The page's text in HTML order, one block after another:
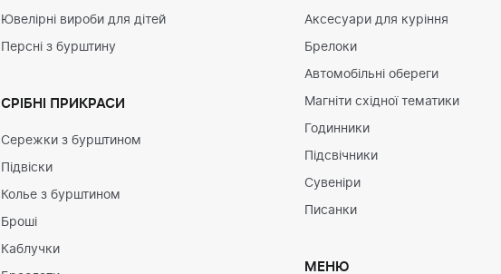
Ювелірні вироби для дітей
Персні з бурштину
СРІБНІ ПРИКРАСИ
Сережки з бурштином
Підвіски
Колье з бурштином
Броші
Каблучки
Аксесуари для куріння
Брелоки
Автомобільні обереги
Магніти східної тематики
Годинники
Підсвічники
Сувеніри
Писанки
МЕНЮ